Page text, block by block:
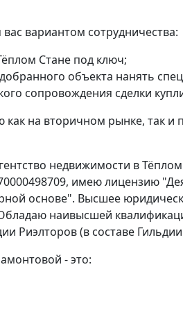
вариантом сотрудничества:
Стане под ключ;
объекта нанять
сопровождения сделки
на вторичном рынке, так и
недвижимости в
имею лицензию
основе". Высшее
наивысшей
Риэлторов (в составе
- это: